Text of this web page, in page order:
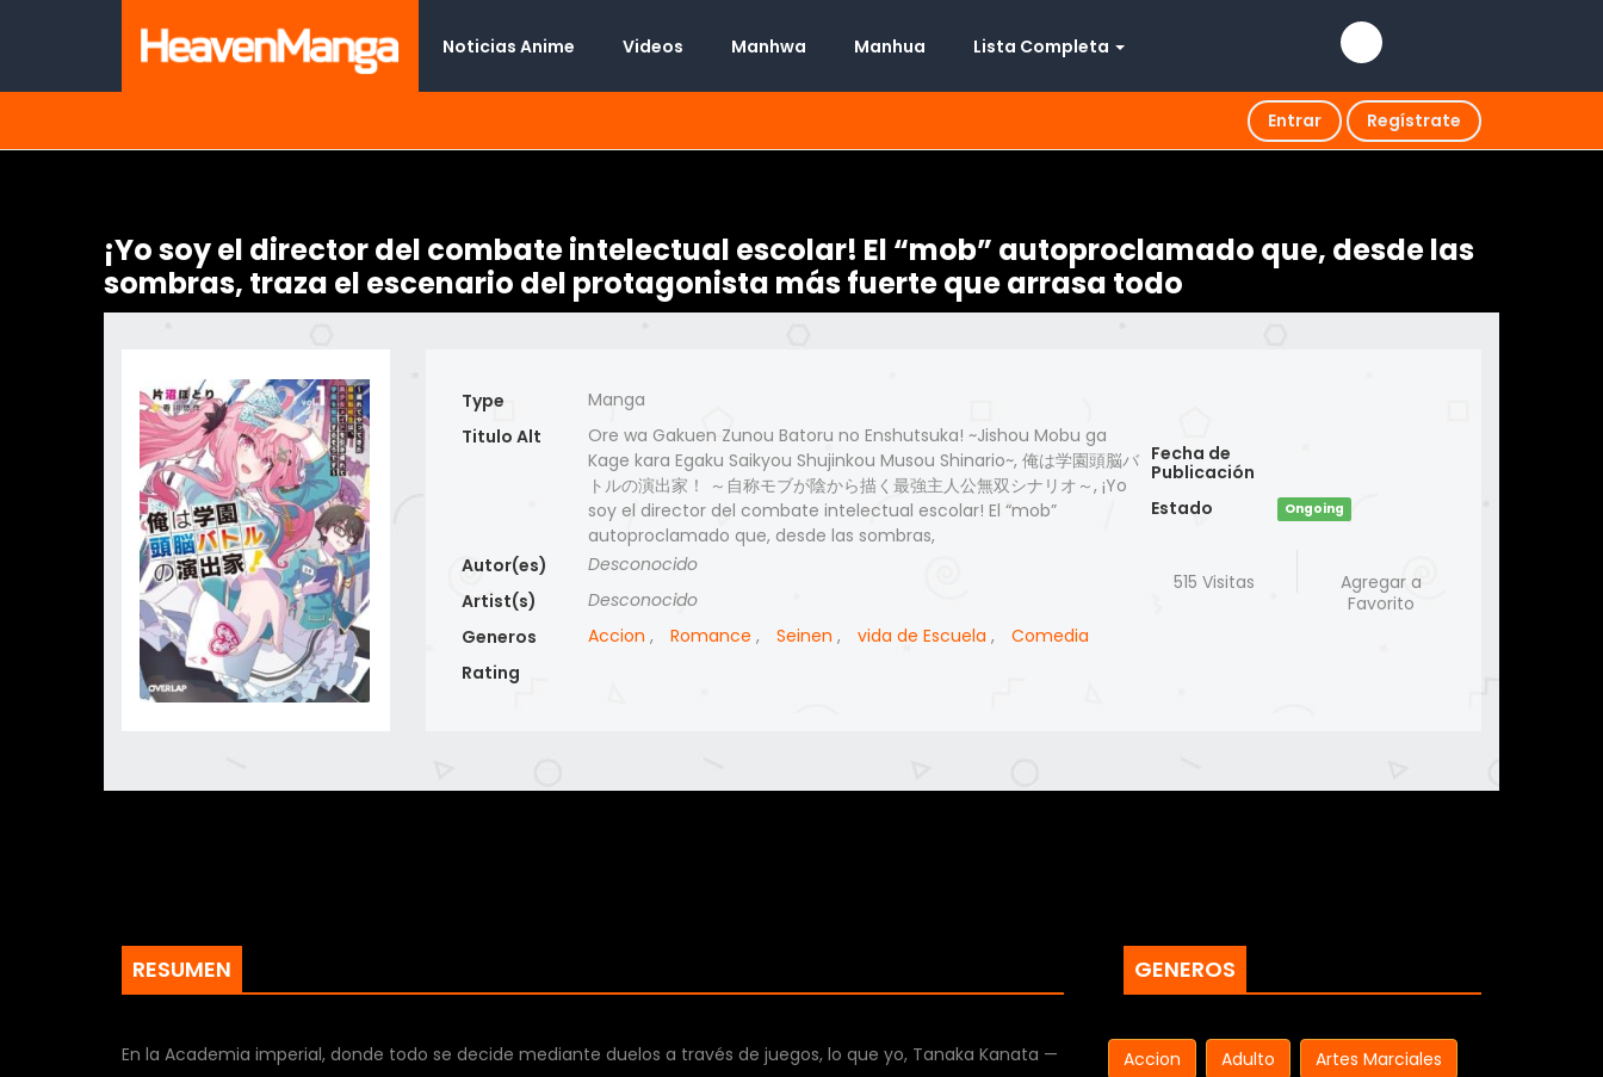
Noticias Anime Videos Manhwa Manhua Lista Completa
Entrar Regístrate
¡Yo soy el director del combate intelectual escolar! El “mob” autoproclamado que, desde las
sombras, traza el escenario del protagonista más fuerte que arrasa todo
Type
Manga
Titulo Alt
Ore wa Gakuen Zunou Batoru no Enshutsuka! ~Jishou Mobu ga
Kage kara Egaku Saikyou Shujinkou Musou Shinario~, 俺は学園頭脳バ
トルの演出家！ ～自称モブが陰から描く最強主人公無双シナリオ～, ¡Yo
soy el director del combate intelectual escolar! El “mob”
autoproclamado que, desde las sombras,
Autor(es)
Desconocido
Artist(s)
Desconocido
Generos
Accion , Romance , Seinen , vida de Escuela ,
Comedia
Rating
Fecha de
Publicación
Estado
Ongoing
515 Visitas
Agregar a
Favorito
RESUMEN
En la Academia imperial, donde todo se decide mediante duelos a través de juegos, lo que yo, Tanaka Kanata —
GENEROS
Accion Adulto
Artes Marciales